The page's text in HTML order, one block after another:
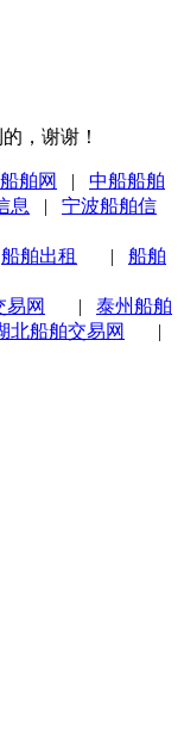
，谢谢！
舶网 | 中船船舶
息 | 宁波船舶信
船舶出租 | 船舶
易网 | 泰州船舶
北船舶交易网
|